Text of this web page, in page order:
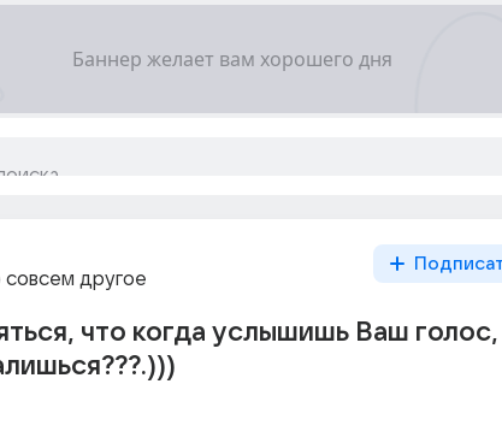
совсем другое
что когда услышишь Ваш голос,